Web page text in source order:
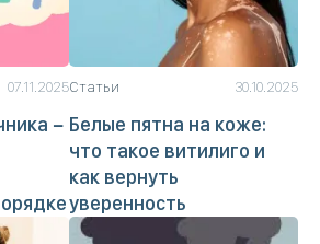
07.11.2025
−
Статьи 30.10.2025
Белые пятна на коже:
что такое витилиго и
как вернуть
уверенность